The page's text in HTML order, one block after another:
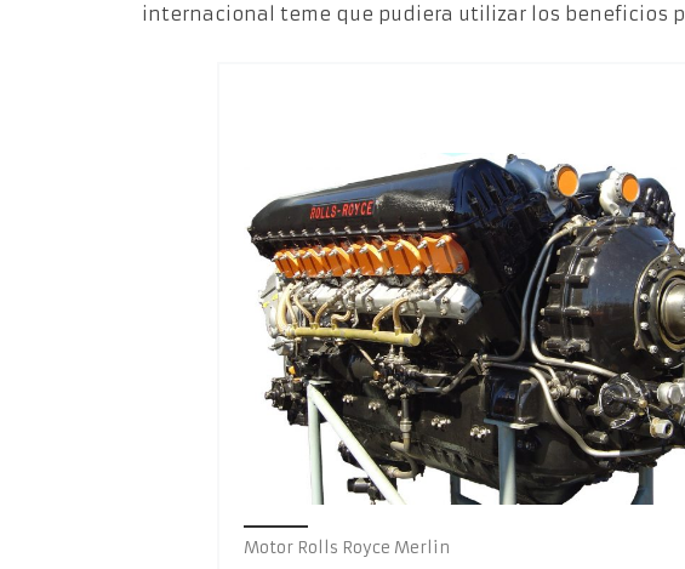
internacional teme que pudiera utilizar los beneficios
Motor Rolls Royce Merlin